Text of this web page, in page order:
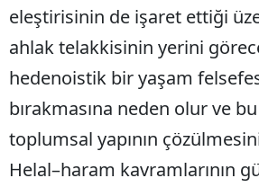
eleştirisinin de işaret ettiği
ahlak telakkisinin yerini
hedenoistik bir yaşam
bırakmasına neden olur ve
toplumsal yapının çözülmesini
Helal–haram kavramlarının